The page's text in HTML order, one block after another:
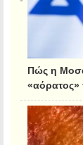
Πώς η
«αόρατος»